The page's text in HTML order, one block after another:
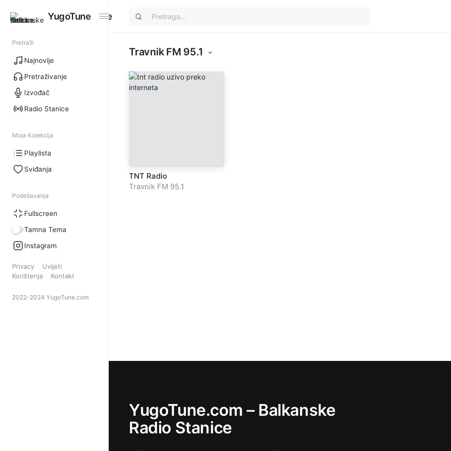
YugoTune
YugoTune
Pretraži
Najnovije
Pretraživanje
Izvođač
Radio Stanice
Moja Kolekcija
Playlista
Sviđanja
Podešavanja
Fullscreen
Tamna Tema
Instagram
Privacy
Uvijeti
Korištenja
Kontakt
2022-2024 YugoTune.com
Travnik FM 95.1
TNT Radio
Travnik FM 95.1
YugoTune.com – Balkanske
Radio Stanice